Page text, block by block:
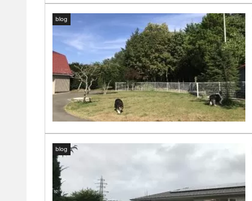
blog
blog